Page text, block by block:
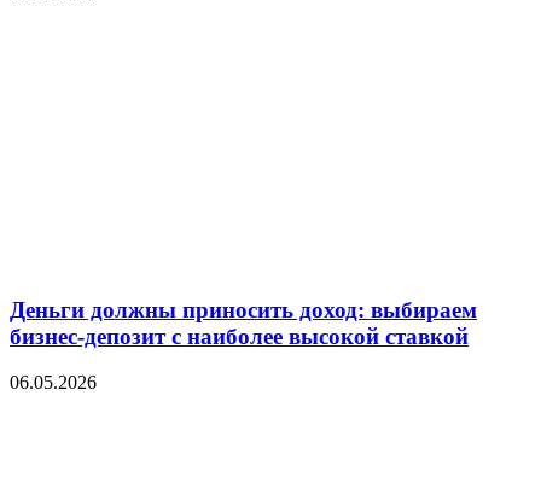
Деньги должны приносить доход: выбираем
бизнес-депозит с наиболее высокой ставкой
06.05.2026